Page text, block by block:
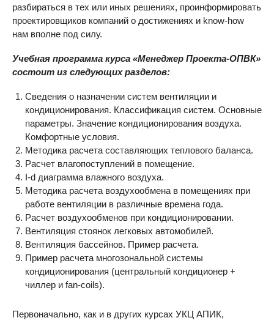
разбираться в тех или иных решениях, проинформировать
проектировщиков компаний о достижениях и know-how
нам вполне под силу.
Учебная программа курса «Менеджер Проекта-ОПВК»
состоит из следующих разделов:
Сведения о назначении систем вентиляции и
кондиционирования. Классификация систем. Основные
параметры. Значение кондиционирования воздуха.
Комфортные условия.
Методика расчета составляющих теплового баланса.
Расчет влагопоступлений в помещение.
I-d диаграмма влажного воздуха.
Методика расчета воздухообмена в помещениях при
работе вентиляции в различные времена года.
Расчет воздухообменов при кондиционировании.
Вентиляция стоянок легковых автомобилей.
Вентиляция бассейнов. Пример расчета.
Пример расчета многозональной системы
кондиционирования (центральный кондиционер +
чиллер и fan-coils).
Первоначально, как и в других курсах УКЦ АПИК,